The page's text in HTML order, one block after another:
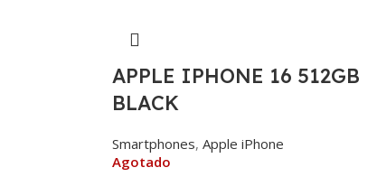
APPLE IPHONE 16 512GB
BLACK
Smartphones, Apple iPhone
Agotado